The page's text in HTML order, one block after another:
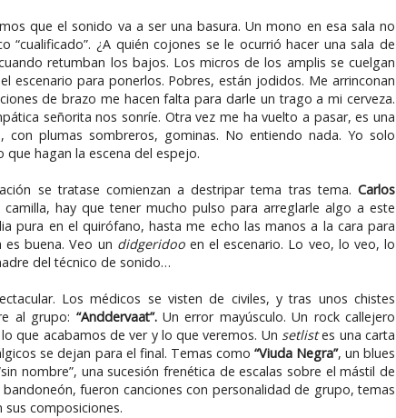
que el sonido va a ser una basura. Un mono en esa sala no
“cualificado”. ¿A quién cojones se le ocurrió hacer una sala de
retumban los bajos. Los micros de los amplis se cuelgan
escenario para ponerlos. Pobres, están jodidos. Me arrinconan
de brazo me hacen falta para darle un trago a mi cerveza.
señorita nos sonríe. Otra vez me ha vuelto a pasar, es una
con plumas sombreros, gominas. No entiendo nada. Yo solo
hagan la escena del espejo.
se tratase comienzan a destripar tema tras tema. Carlos
camilla, hay que tener mucho pulso para arreglarle algo a este
pura en el quirófano, hasta me echo las manos a la cara para
buena. Veo un didgeridooen el escenario. Lo veo, lo veo, lo
del técnico de sonido…
Los médicos se visten de civiles, y tras unos chistes
al grupo: “Anddervaat”.Un error mayúsculo. Un rock callejero
que acabamos de ver y lo que veremos. Un setlistes una carta
se dejan para el final. Temas como “Viuda Negra”, un blues
nombre”, una sucesión frenética de escalas sobre el mástil de
fueron canciones con personalidad de grupo, temas
composiciones.